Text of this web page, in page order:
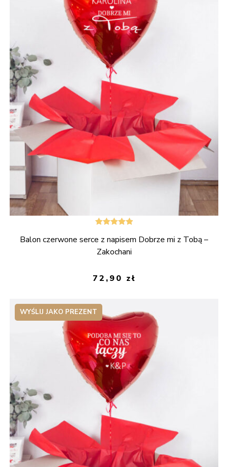
5.00na 5
Balon czerwone serce z napisem Dobrze mi z Tobą –
Zakochani
72,90 zł
WYŚLIJ JAKO PREZENT